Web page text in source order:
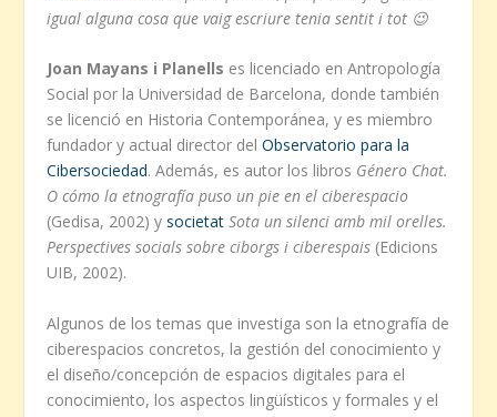
igual alguna cosa que vaig escriure tenia sentit i tot 😉
Joan Mayans i Planells es licenciado en Antropología
Social por la Universidad de Barcelona, donde también
se licenció en Historia Contemporánea, y es miembro
fundador y actual director delObservatorio para la
Cibersociedad. Además, es autor los libros Género Chat.
O cómo la etnografía puso un pie en el ciberespacio
(Gedisa, 2002) ysocietat Sota un silenci amb mil orelles.
Perspectives socials sobre ciborgs i ciberespais (Edicions
UIB, 2002).
Algunos de los temas que investiga son la etnografía de
ciberespacios concretos, la gestión del conocimiento y
el diseño/concepción de espacios digitales para el
conocimiento, los aspectos lingüísticos y formales y el